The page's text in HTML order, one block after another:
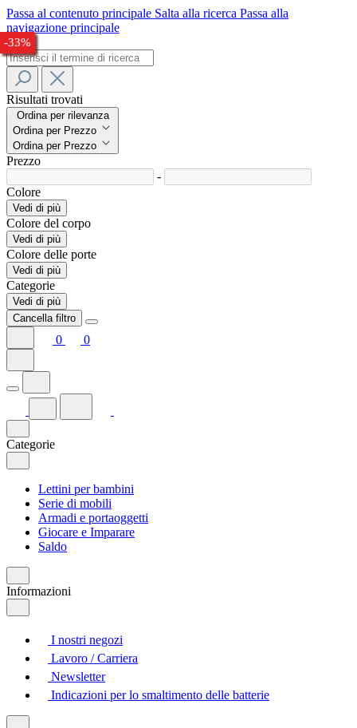
Passa al contenuto principale Salta alla ricerca Passa alla
navigazione principale
Risultati trovati
Ordina per rilevanza
Ordina per Prezzo
Ordina per Prezzo
Prezzo
-
Colore
Vedi di più
Colore del corpo
Vedi di più
Colore delle porte
Vedi di più
Categorie
Vedi di più
Cancella filtro
0 0
Categorie
Lettini per bambini
Serie di mobili
Armadi e portaoggetti
Giocare e Imparare
Saldo
Informazioni
I nostri negozi
Lavoro / Carriera
Newsletter
Indicazioni per lo smaltimento delle batterie
-28%
-27%
-23%
-27%
-29%
-27%
-26%
-32%
-33%